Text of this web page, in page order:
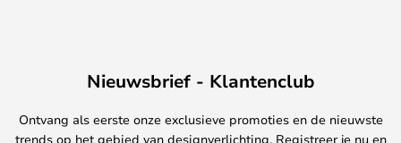
Nieuwsbrief - Klantenclub
Ontvang als eerste onze exclusieve promoties en de nieuwste
trends op het gebied van designverlichting. Registreer je nu en